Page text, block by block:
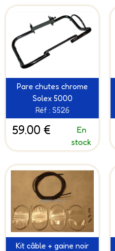
Pare chutes chrome
Solex 5000
Réf : S526
59.00 €
En
stock
Kit câble + gaine noir